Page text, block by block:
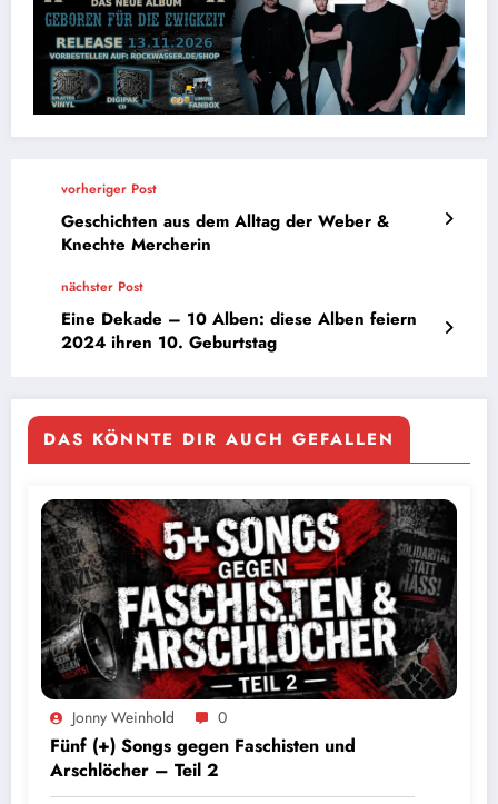
vorheriger Post
Geschichten aus dem Alltag der Weber &
Knechte Mercherin
nächster Post
Eine Dekade – 10 Alben: diese Alben feiern
2024 ihren 10. Geburtstag
DAS KÖNNTE DIR AUCH GEFALLEN
Jonny Weinhold 0
Fünf (+) Songs gegen Faschisten und
Arschlöcher – Teil 2